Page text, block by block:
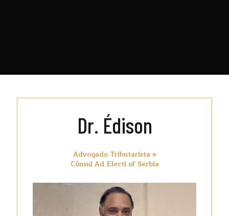
Dr. Édison
Advogado Tributarista e
Cônsul Ad Electi of Serbia